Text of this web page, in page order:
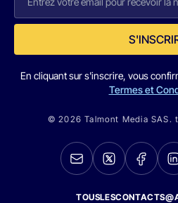
En cliquant sur s'inscrire, vous
Termes et
© 2026 Talmont Media SAS.